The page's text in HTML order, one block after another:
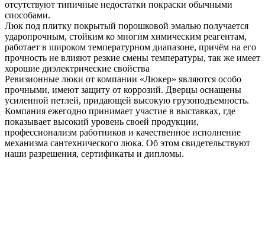
отсутствуют типичные недостатки покраски обычными
способами.
Люк под плитку покрытый порошковой эмалью получается
ударопрочным, стойким ко многим химическим реагентам,
работает в широком температурном диапазоне, причём на его
прочность не влияют резкие смены температуры, так же имеет
хорошие диэлектрические свойства
Ревизионные люки от компании «Люкер» являются особо
прочными, имеют защиту от коррозий. Дверцы оснащены
усиленной петлей, придающей высокую грузоподъемность.
Компания ежегодно принимает участие в выставках, где
показывает высокий уровень своей продукции,
профессионализм работников и качественное исполнение
механизма сантехнического люка. Об этом свидетельствуют
наши разрешения, сертификаты и дипломы.